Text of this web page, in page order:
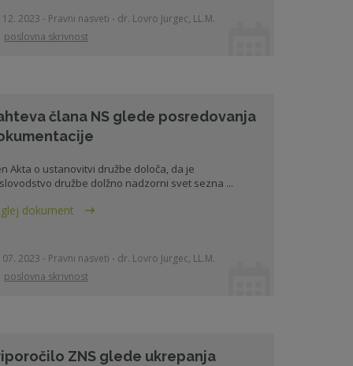
12. 2023 - Pravni nasveti - dr. Lovro Jurgec, LL.M.
poslovna skrivnost
člana NS glede posredovanja
Akta o ustanovitvi družbe določa, da je
družbe dolžno nadzorni svet sezna ...
dokument
07. 2023 - Pravni nasveti - dr. Lovro Jurgec, LL.M.
poslovna skrivnost
ZNS glede ukrepanja